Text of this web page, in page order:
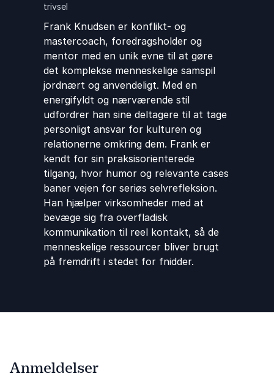
trivsel
Frank Knudsen er konflikt- og
mastercoach, foredragsholder og
mentor med en unik evne til at gøre
det komplekse menneskelige samspil
jordnært og anvendeligt. Med en
energifyldt og nærværende stil
udfordrer han sine deltagere til at tage
personligt ansvar for kulturen og
relationerne omkring dem. Frank er
kendt for sin praksisorienterede
tilgang, hvor humor og relevante cases
baner vejen for seriøs selvrefleksion.
Han hjælper virksomheder med at
bevæge sig fra overfladisk
kommunikation til reel kontakt, så de
menneskelige ressourcer bliver brugt
på fremdrift i stedet for fnidder.
Anmeldelser